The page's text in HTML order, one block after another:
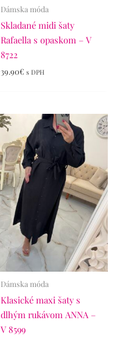
Dámska móda
Skladané midi šaty
Rafaella s opaskom – V
8722
39.90€ s DPH
Dámska móda
Klasické maxi šaty s
dlhým rukávom ANNA –
V 8599